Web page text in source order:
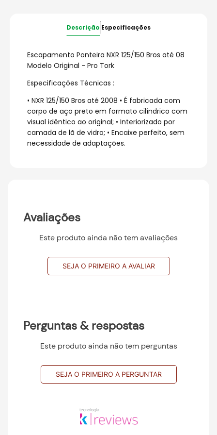
Descrição Especificações
Escapamento Ponteira NXR 125/150 Bros até 08
Modelo Original - Pro Tork
Especificações Técnicas :
• NXR 125/150 Bros até 2008 • É fabricada com
corpo de aço preto em formato cilíndrico com
visual idêntico ao original; • Interiorizado por
camada de lã de vidro; • Encaixe perfeito, sem
necessidade de adaptações.
Avaliações
Este produto ainda não tem avaliações
SEJA O PRIMEIRO A AVALIAR
Perguntas & respostas
Este produto ainda não tem perguntas
SEJA O PRIMEIRO A PERGUNTAR